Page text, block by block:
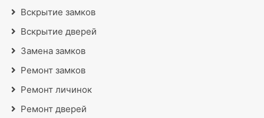
Вскрытие замков
Вскрытие дверей
Замена замков
Ремонт замков
Ремонт личинок
Ремонт дверей